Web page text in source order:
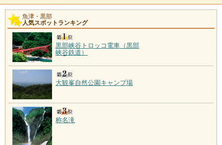
魚津・黒部
人気スポットランキング
黒部峡谷トロッコ電車（黒部
峡谷鉄道）
大観峯自然公園キャンプ場
称名滝